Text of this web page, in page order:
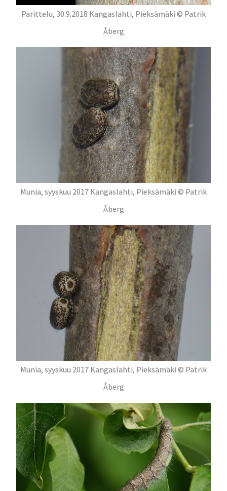
Parittelu, 30.9.2018 Kangaslahti, Pieksämäki © Patrik
Åberg
Munia, syyskuu 2017 Kangaslahti, Pieksämäki © Patrik
Åberg
Munia, syyskuu 2017 Kangaslahti, Pieksämäki © Patrik
Åberg